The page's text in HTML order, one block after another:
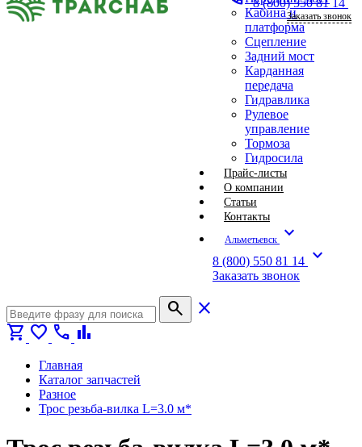
Кабина и
платформа
Сцепление
Задний мост
Карданная
передача
Гидравлика
Рулевое
управление
Тормоза
Гидросила
Прайс-листы
О компании
Статьи
Контакты
Альметьевск expand_more
8 (800) 550 81 14 expand_more
Заказать звонок
Заказать звонок
search
close
shopping_cart favorite call bar_chart
Главная
Каталог запчастей
Разное
Трос резьба-вилка L=3.0 м*